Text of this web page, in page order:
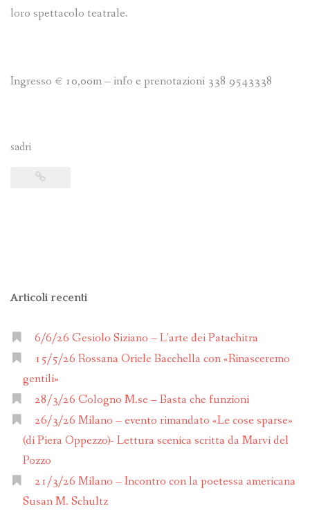
loro spettacolo teatrale.
Ingresso € 10,00m – info e prenotazioni 338 9543338
sadri
Articoli recenti
6/6/26 Gesiolo Siziano – L’arte dei Patachitra
15/5/26 Rossana Oriele Bacchella con «Rinasceremo
gentili»
28/3/26 Cologno M.se – Basta che funzioni
26/3/26 Milano – evento rimandato «Le cose sparse»
(di Piera Oppezzo)- Lettura scenica scritta da Marvi del
Pozzo
21/3/26 Milano – Incontro con la poetessa americana
Susan M. Schultz